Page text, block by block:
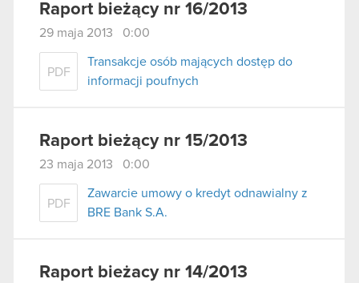
Raport bieżący nr 16/2013
29 maja 2013 0:00
PDF
Transakcje osób mających dostęp do
informacji poufnych
Raport bieżący nr 15/2013
23 maja 2013 0:00
PDF
Zawarcie umowy o kredyt odnawialny z
BRE Bank S.A.
Raport bieżacy nr 14/2013